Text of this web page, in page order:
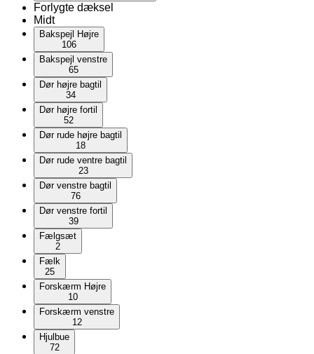
Forlygte dæksel
Midt
Bakspejl Højre
106
Bakspejl venstre
65
Dør højre bagtil
34
Dør højre fortil
52
Dør rude højre bagtil
18
Dør rude ventre bagtil
23
Dør venstre bagtil
76
Dør venstre fortil
39
Fælgsæt
2
Fælk
25
Forskærm Højre
10
Forskærm venstre
12
Hjulbue
72